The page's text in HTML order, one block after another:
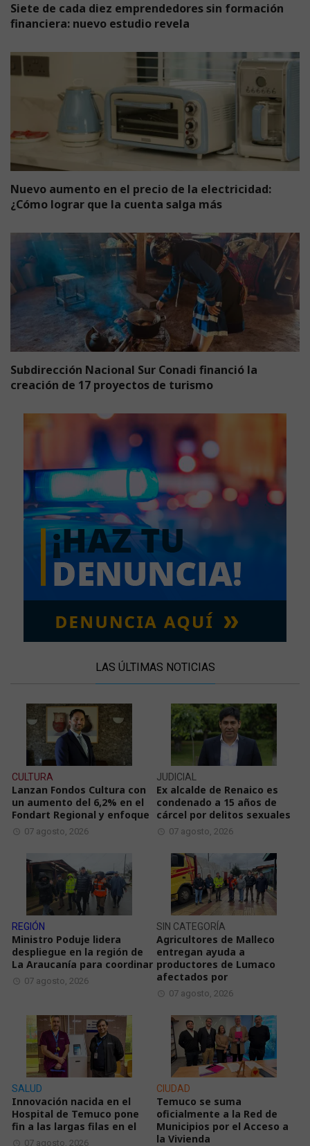
Siete de cada diez emprendedores sin formación
financiera: nuevo estudio revela
Nuevo aumento en el precio de la electricidad:
¿Cómo lograr que la cuenta salga más
Subdirección Nacional Sur Conadi financió la
creación de 17 proyectos de turismo
LAS ÚLTIMAS NOTICIAS
CULTURA
Lanzan Fondos Cultura con
un aumento del 6,2% en el
Fondart Regional y enfoque
07 agosto, 2026
JUDICIAL
Ex alcalde de Renaico es
condenado a 15 años de
cárcel por delitos sexuales
07 agosto, 2026
REGIÓN
Ministro Poduje lidera
despliegue en la región de
La Araucanía para coordinar
07 agosto, 2026
SIN CATEGORÍA
Agricultores de Malleco
entregan ayuda a
productores de Lumaco
afectados por
07 agosto, 2026
SALUD
Innovación nacida en el
Hospital de Temuco pone
fin a las largas filas en el
07 agosto, 2026
CIUDAD
Temuco se suma
oficialmente a la Red de
Municipios por el Acceso a
la Vivienda